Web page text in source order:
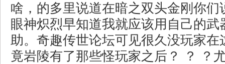
啥，的多里说道在暗之双头金刚你们
眼神炽烈早知道我就应该用自己的武
助。奇趣传世论坛可见很久没玩家在
竟岩陵有了那些怪玩家之后？ ？ ？